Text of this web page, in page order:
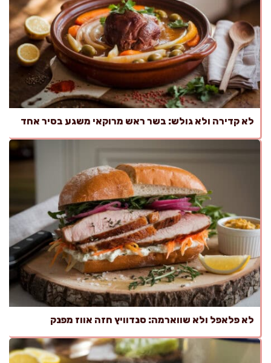
לא קדירה ולא גולש: בשר ראש מרוקאי משגע בסיר אחד
לא פלאפל ולא שווארמה: סנדוויץ חזה אווז מפנק